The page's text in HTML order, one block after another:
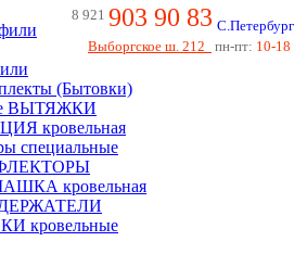
8 921 903 90 83 С.Петербург
Выборгское ш. 212
пн-пт: 10-18
(Бытовки)
ВЫТЯЖКИ
кровельная
специальные
кровельная
кровельные